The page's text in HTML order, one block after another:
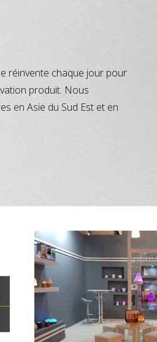
réinvente chaque jour pour
produit. Nous
en Asie du Sud Est et en